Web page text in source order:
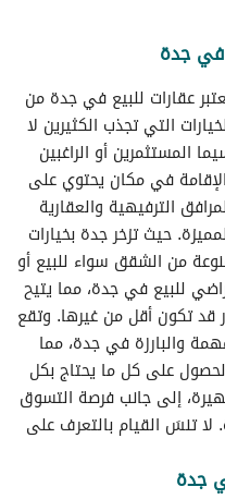
في جدة
عقارات للبيع في جدة من
التي تجذب الكثيرين لا
المستثمرين أو الراغبين
في مكان يحتوي على
الترفيهية والعقارية
حيث تزخر جدة بخيارات
من الشقق سواء للبيع أو
للبيع في جدة، مما يتيح
قد تكون أقل من غيرها. وتقع
والبارزة في جدة، مما
على كل ما يحتاج بكل
إلى جانب فرصة التسوق
تنسَ القيام بالتعرف على
جدة